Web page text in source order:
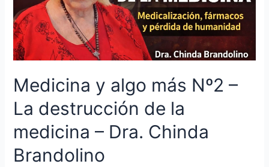
Medicina y algo más Nº2 –
La destrucción de la
medicina – Dra. Chinda
Brandolino